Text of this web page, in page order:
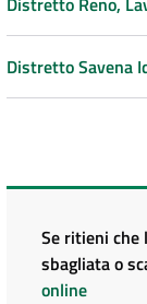
Distretto Savena
Se ritieni che
sbagliata o
online